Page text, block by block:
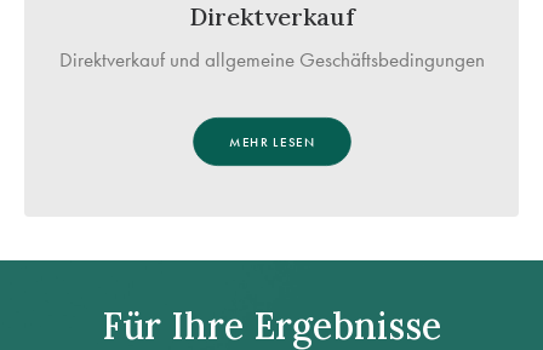
Direktverkauf
Direktverkauf und allgemeine Geschäftsbedingungen
MEHR LESEN
Für Ihre Ergebnisse